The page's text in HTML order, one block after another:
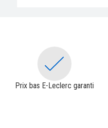
Prix bas E-Leclerc garanti